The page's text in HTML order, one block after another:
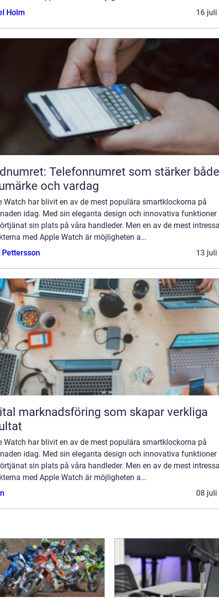
Holm
16 juli
Telefonnumret som stärker både
och vardag
Watch har blivit en av de mest populära smartklockorna på
idag. Med sin eleganta design och innovativa funktioner
sin plats på våra handleder. Men en av de mest
med Apple Watch är möjligheten a...
13 juli
marknadsföring som skapar verkliga
Watch har blivit en av de mest populära smartklockorna på
idag. Med sin eleganta design och innovativa funktioner
sin plats på våra handleder. Men en av de mest
med Apple Watch är möjligheten a...
08 juli